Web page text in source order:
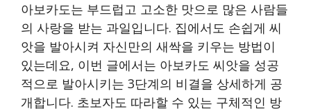
아보카도는 부드럽고 고소한 맛으로 많은 사람들
의 사랑을 받는 과일입니다. 집에서도 손쉽게 씨
앗을 발아시켜 자신만의 새싹을 키우는 방법이
있는데요, 이번 글에서는 아보카도 씨앗을 성공
적으로 발아시키는 3단계의 비결을 상세하게 공
개합니다. 초보자도 따라할 수 있는 구체적인 방